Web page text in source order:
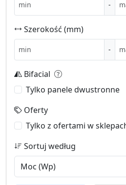
-
Szerokość (mm)
-
Bifacial
Tylko panele dwustronne
Oferty
Tylko z ofertami w
Sortuj według